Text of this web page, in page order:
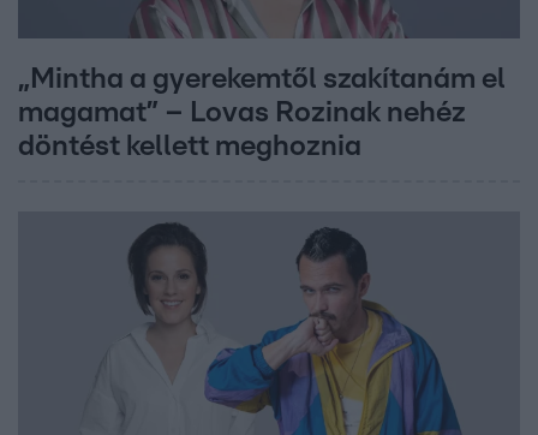
„Mintha a gyerekemtől szakítanám el
magamat” – Lovas Rozinak nehéz
döntést kellett meghoznia